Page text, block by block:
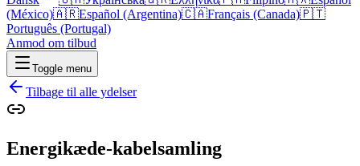
(México)🇦🇷Español (Argentina)🇨🇦Français (Canada)🇵🇹
Português (Portugal)
Anmod om tilbud
Toggle menu
Tilbage til alle ydelser
Energikæde-kabelsamling